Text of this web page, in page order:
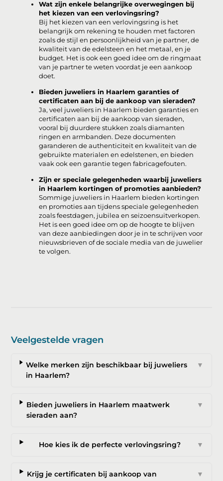
Wat zijn enkele belangrijke overwegingen bij
het kiezen van een verlovingsring?
Bij het kiezen van een verlovingsring is het
belangrijk om rekening te houden met factoren
zoals de stijl en persoonlijkheid van je partner, de
kwaliteit van de edelsteen en het metaal, en je
budget. Het is ook een goed idee om de ringmaat
van je partner te weten voordat je een aankoop
doet.
Bieden juweliers in Haarlem garanties of
certificaten aan bij de aankoop van sieraden?
Ja, veel juweliers in Haarlem bieden garanties en
certificaten aan bij de aankoop van sieraden,
vooral bij duurdere stukken zoals diamanten
ringen en armbanden. Deze documenten
garanderen de authenticiteit en kwaliteit van de
gebruikte materialen en edelstenen, en bieden
vaak ook een garantie tegen fabricagefouten.
Zijn er speciale gelegenheden waarbij juweliers
in Haarlem kortingen of promoties aanbieden?
Sommige juweliers in Haarlem bieden kortingen
en promoties aan tijdens speciale gelegenheden
zoals feestdagen, jubilea en seizoensuitverkopen.
Het is een goed idee om op de hoogte te blijven
van deze aanbiedingen door je in te schrijven voor
nieuwsbrieven of de sociale media van de juwelier
te volgen.
Veelgestelde vragen
Welke merken zijn beschikbaar bij juweliers
in Haarlem?
▼
Bieden juweliers in Haarlem maatwerk
sieraden aan?
▼
Hoe kies ik de perfecte verlovingsring? ▼
Krijg je certificaten bij aankoop van
▼